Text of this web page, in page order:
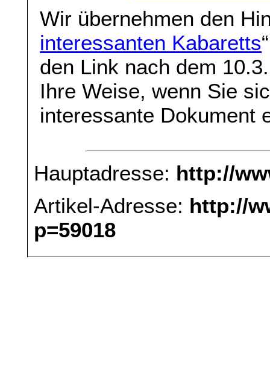
Wir übernehmen den
interessanten Kabaretts
den Link nach dem
Ihre Weise, wenn Sie
interessante Dokument
Hauptadresse: http://
Artikel-Adresse: http://
p=59018